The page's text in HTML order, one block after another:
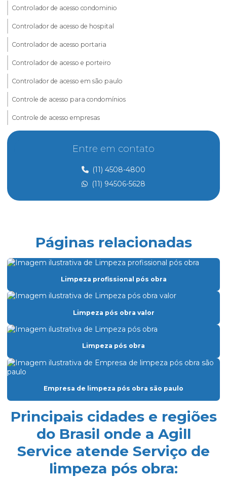
Controlador de acesso condominio
Controlador de acesso de hospital
Controlador de acesso portaria
Controlador de acesso e porteiro
Controlador de acesso em são paulo
Controle de acesso para condomínios
Controle de acesso empresas
Controle de acesso e portaria
Controle de acesso preço
Controle de acesso de prestadores de serviço
Eletricista de manutenção predial
Empresa de dedetização
Empresa especializada em limpeza
Empresa especializada em limpeza de vidros
Empresa de facilities prediais
Empresa de limpeza condominio
Empresa de limpeza de fachada de prédio
Empresa de limpeza de fachadas
Empresa de limpeza facility
Empresa de limpeza pós obra
Empresa de limpeza pós obra são paulo
Entre em contato
(11) 4508-4800
(11) 94506-5628
Páginas relacionadas
Limpeza profissional pós obra
Limpeza pós obra valor
Limpeza pós obra
Empresa de limpeza pós obra são paulo
Principais cidades e regiões
do Brasil onde a Agill
Service atende Serviço de
limpeza pós obra: